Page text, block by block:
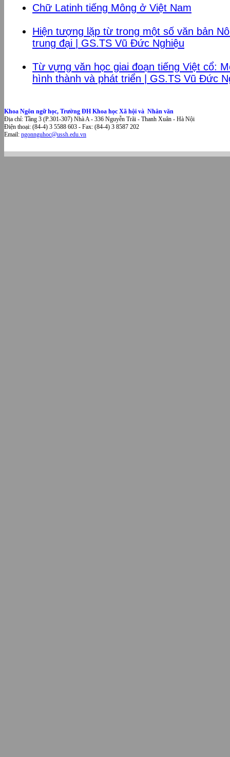
Chữ Latinh tiếng Mông ở Việt Nam
Hiện tượng lặp từ trong một số văn bản
trung đại | GS.TS Vũ Đức Nghiệu
Từ vựng văn học giai đoạn tiếng Việt cổ:
hình thành và phát triển | GS.TS Vũ Đức
Khoa Ngôn ngữ học, Trường ĐH Khoa học Xã hội và Nhân văn
Địa chỉ: Tầng 3 (P.301-307) Nhà A - 336 Nguyễn Trãi - Thanh Xuân - Hà Nội
Điện thoại: (84-4) 3 5588 603 - Fax: (84-4) 3 8587 202
Email: ngonnguhoc@ussh.edu.vn